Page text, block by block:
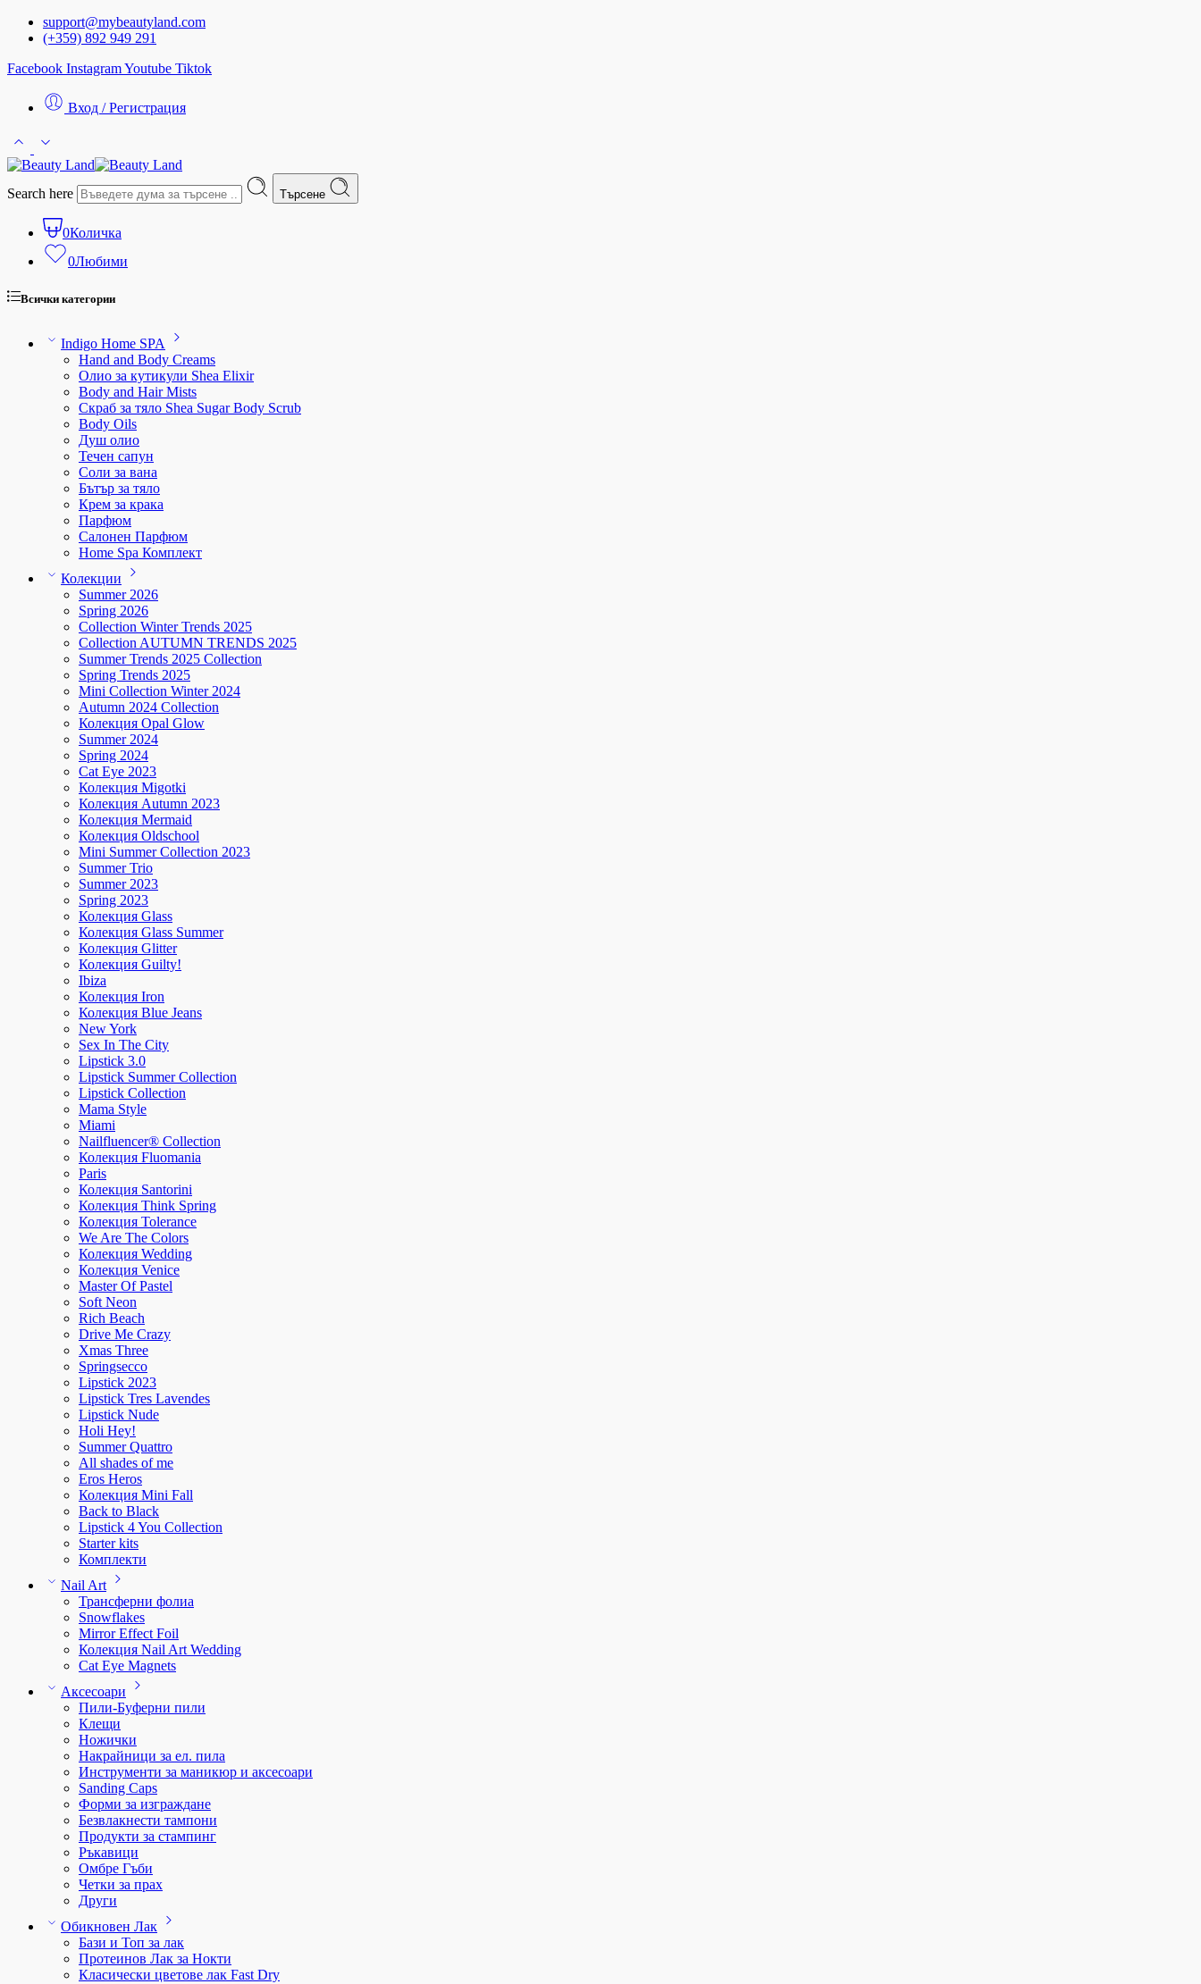
support@mybeautyland.com
(+359) 892 949 291
Facebook InstagramYoutube Tiktok
Вход / Регистрация
Search here Търсене
0Количка
0Любими
Всички категории
Indigo Home SPA
Hand and Body Creams
Олио за кутикули Shea Elixir
Body and Hair Mists
Скраб за тяло Shea Sugar Body Scrub
Body Oils
Душ олио
Течен сапун
Соли за вана
Бътър за тяло
Крем за крака
Парфюм
Салонен Парфюм
Home Spa Комплект
Колекции
Summer 2026
Spring 2026
Collection Winter Trends 2025
Collection AUTUMN TRENDS 2025
Summer Trends 2025 Collection
Spring Trends 2025
Mini Collection Winter 2024
Autumn 2024 Collection
Колекция Opal Glow
Summer 2024
Spring 2024
Cat Eye 2023
Колекция Migotki
Колекция Autumn 2023
Колекция Mermaid
Колекция Oldschool
Mini Summer Collection 2023
Summer Trio
Summer 2023
Spring 2023
Колекция Glass
Колекция Glass Summer
Колекция Glitter
Колекция Guilty!
Ibiza
Колекция Iron
Колекция Blue Jeans
New York
Sex In The City
Lipstick 3.0
Lipstick Summer Collection
Lipstick Collection
Mama Style
Miami
Nailfluencer® Collection
Колекция Fluomania
Paris
Колекция Santorini
Колекция Think Spring
Колекция Tolerance
We Are The Colors
Колекция Wedding
Колекция Venice
Master Of Pastel
Soft Neon
Rich Beach
Drive Me Crazy
Xmas Three
Springsecco
Lipstick 2023
Lipstick Tres Lavendes
Lipstick Nude
Holi Hey!
Summer Quattro
All shades of me
Eros Heros
Колекция Mini Fall
Back to Black
Lipstick 4 You Collection
Starter kits
Комплекти
Nail Art
Трансферни фолиа
Snowflakes
Mirror Effect Foil
Колекция Nail Art Wedding
Cat Eye Magnets
Аксесоари
Пили-Буферни пили
Клещи
Ножички
Накрайници за ел. пила
Инструменти за маникюр и аксесоари
Sanding Caps
Форми за изграждане
Безвлакнести тампони
Продукти за стампинг
Ръкавици
Омбре Гъби
Четки за прах
Други
Обикновен Лак
Бази и Топ за лак
Протеинов Лак за Нокти
Класически цветове лак Fast Dry